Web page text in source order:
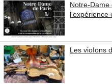
Notre-Dame
l'expérience
Les vioIons